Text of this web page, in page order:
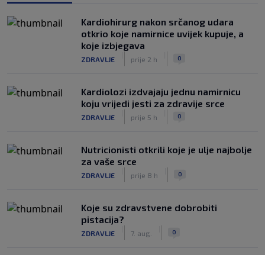
Kardiohirurg nakon srčanog udara
otkrio koje namirnice uvijek kupuje, a
koje izbjegava
ZDRAVLJE prije 2 h 0
Kardiolozi izdvajaju jednu namirnicu
koju vrijedi jesti za zdravije srce
ZDRAVLJE prije 5 h 0
Nutricionisti otkrili koje je ulje najbolje
za vaše srce
ZDRAVLJE prije 8 h 0
Koje su zdravstvene dobrobiti
pistacija?
ZDRAVLJE 7. aug. 0